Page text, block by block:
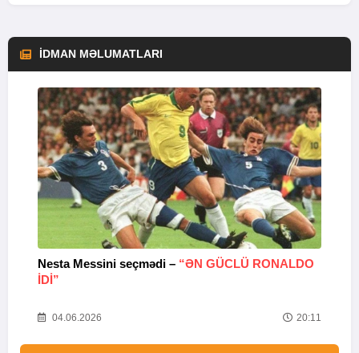
İDMAN MƏLUMATLARI
Nesta Messini seçmədi – “ƏN GÜCLÜ RONALDO
IDI”
04.06.2026 20:11